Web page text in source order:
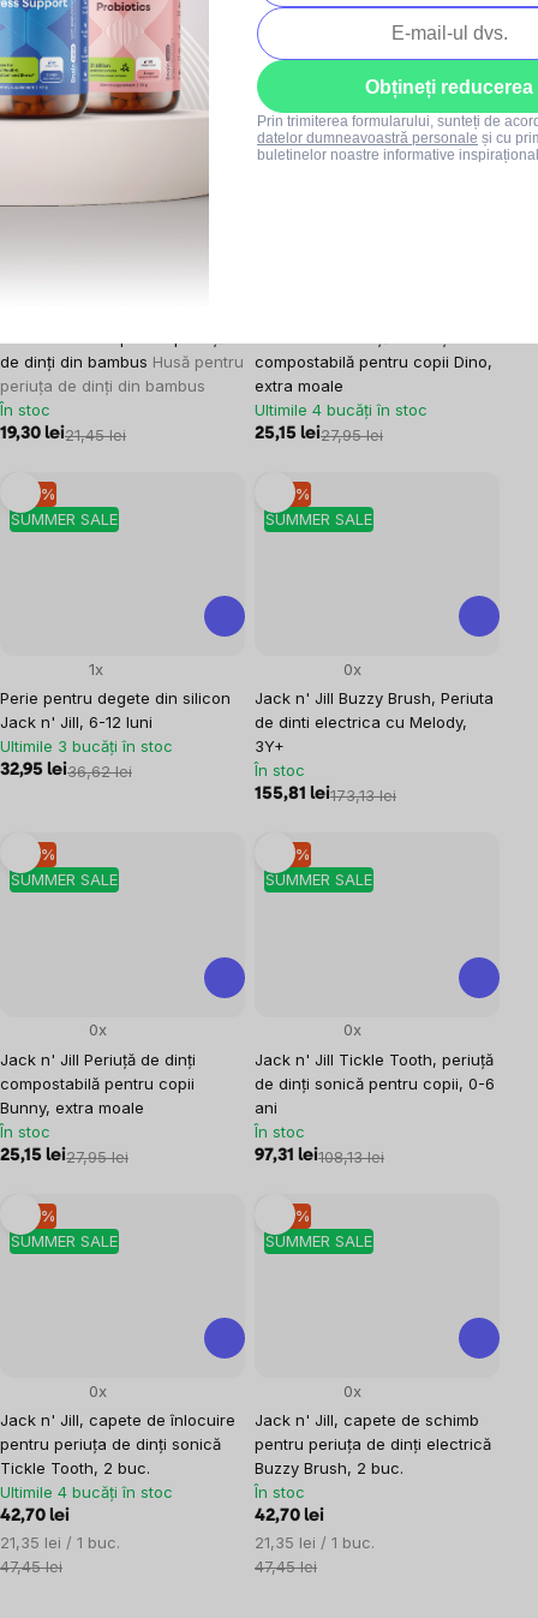
tartrului.
În stoc
19,30 lei21,45 lei
de dinți din bambus Husă pentru
periuța de dinți din bambus
În stoc
19,30 lei21,45 lei
SUMMER SALE
–10 %
compostabilă pentru copii Dino,
extra moale
Ultimile 4 bucăți în stoc
25,15 lei27,95 lei
SUMMER SALE
–10 %
Perie pentru degete din silicon
Jack n' Jill, 6-12 luni
1x
Ultimile 3 bucăți în stoc
32,95 lei36,62 lei
SUMMER SALE
–10 %
Jack n' Jill Buzzy Brush, Periuta
de dinti electrica cu Melody,
3Y+
0x
În stoc
155,81 lei173,13 lei
SUMMER SALE
–10 %
Jack n' Jill Periuță de dinți
compostabilă pentru copii
Bunny, extra moale
0x
În stoc
25,15 lei27,95 lei
SUMMER SALE
–10 %
Jack n' Jill Tickle Tooth, periuță
de dinți sonică pentru copii, 0-6
ani
0x
În stoc
97,31 lei108,13 lei
SUMMER SALE
–10 %
Jack n' Jill, capete de înlocuire
pentru periuța de dinți sonică
Tickle Tooth, 2 buc.
0x
Ultimile 4 bucăți în stoc
42,70 lei
Evaluare
preţ:
21,35 lei / 1 buc.
47,45 lei
SUMMER SALE
–10 %
Jack n' Jill, capete de schimb
pentru periuța de dinți electrică
Buzzy Brush, 2 buc.
0x
În stoc
42,70 lei
Evaluare
preţ:
21,35 lei / 1 buc.
47,45 lei
Obțineți reducerea
Prin trimiterea formularului, sunteți de
datelor dumneavoastră personale și cu
buletinelor noastre informative